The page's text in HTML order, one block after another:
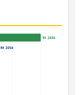
R$ 288k
R$ 205k